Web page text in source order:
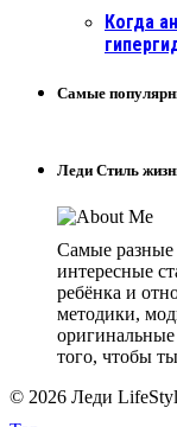
Когда
Самые
Леди Стиль
Самые разные
интересные
ребёнка и
методики,
того, чтобы
© 2026 Леди